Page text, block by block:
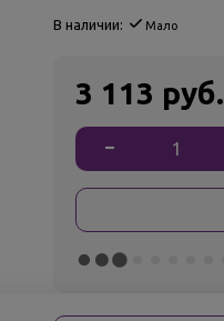
В наличии: Мало
3 113 руб.
−